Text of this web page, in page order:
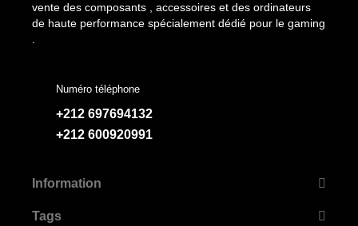
vente des composants , accessoires et des ordinateurs
de haute performance spécialement dédié pour le gaming
.
Numéro téléphone
+212 697694132
+212 600920991
Information
Tags